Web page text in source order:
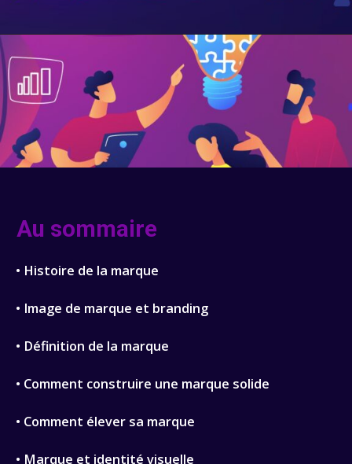
• Histoire de la marque
• Image de marque et branding
• Définition de la marque
• Comment construire une marque solide
• Comment élever sa marque
• Marque et identité visuelle
Au sommaire